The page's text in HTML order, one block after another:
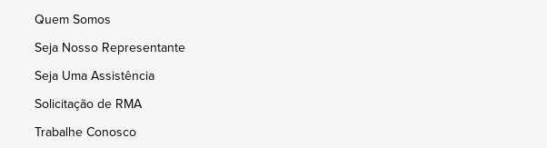
Quem Somos
Seja Nosso Representante
Seja Uma Assistência
Solicitação de RMA
Trabalhe Conosco